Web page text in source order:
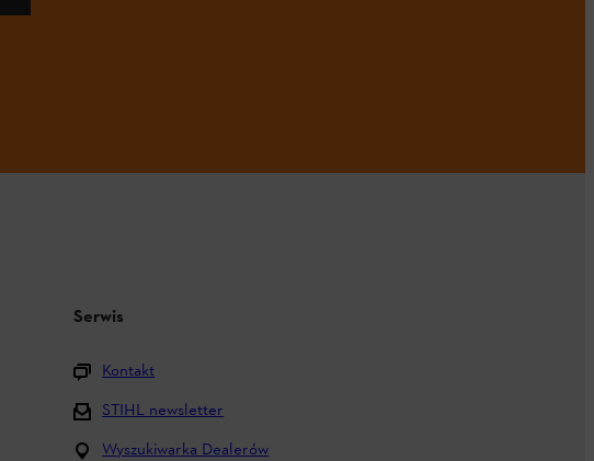
Serwis
Kontakt
STIHL newsletter
Wyszukiwarka Dealerów